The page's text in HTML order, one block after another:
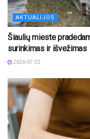
AKTUALIJOS
Šiaulių mieste
surinkimas ir išvežimas
2026-07-22